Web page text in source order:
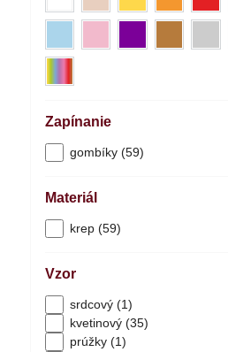
Zapínanie
gombíky (59)
Materiál
krep (59)
Vzor
srdcový (1)
kvetinový (35)
prúžky (1)